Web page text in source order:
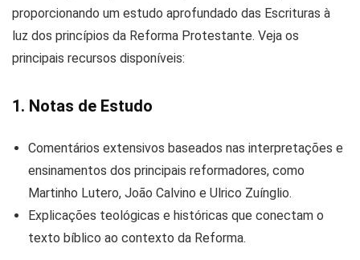
proporcionando um estudo aprofundado das Escrituras à
luz dos princípios da Reforma Protestante. Veja os
principais recursos disponíveis:
1. Notas de Estudo
Comentários extensivos baseados nas interpretações e
ensinamentos dos principais reformadores, como
Martinho Lutero, João Calvino e Ulrico Zuínglio.
Explicações teológicas e históricas que conectam o
texto bíblico ao contexto da Reforma.